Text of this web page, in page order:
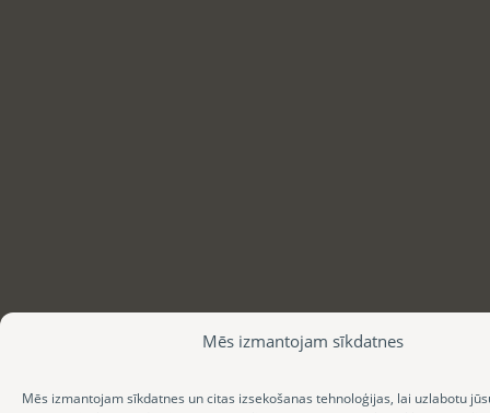
Mēs izmantojam sīkdatnes
Mēs izmantojam sīkdatnes un citas izsekošanas tehnoloģijas, lai uzlabotu